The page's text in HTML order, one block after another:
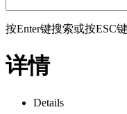
按Enter键搜索或按ESC
详情
Details